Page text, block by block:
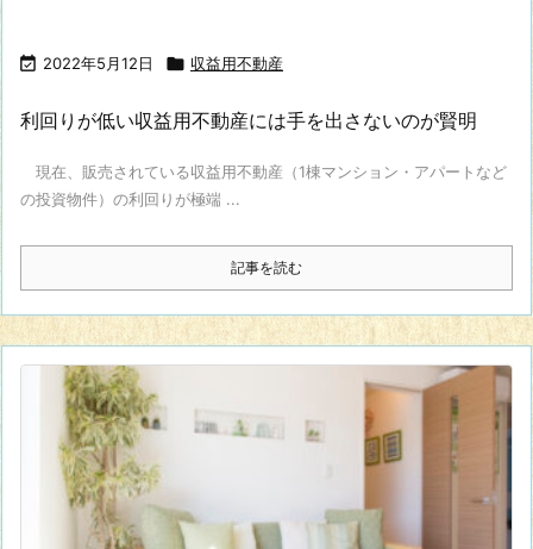
 2022年5月12日  収益用不動産
利回りが低い収益用不動産には手を出さないのが賢明
現在、販売されている収益用不動産（1棟マンション・アパートなど
の投資物件）の利回りが極端 ...
記事を読む